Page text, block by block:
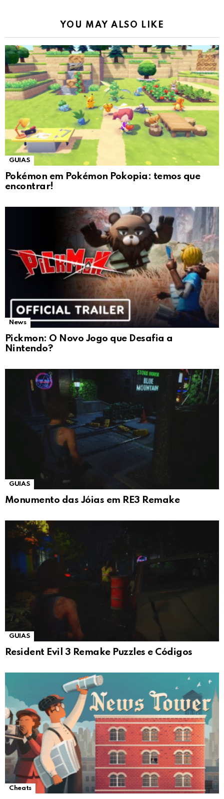
YOU MAY ALSO LIKE
GUIAS
Pokémon em Pokémon Pokopia: temos que
encontrar!
News
Pickmon: O Novo Jogo que Desafia a
Nintendo?
GUIAS
Monumento das Jóias em RE3 Remake
GUIAS
Resident Evil 3 Remake Puzzles e Códigos
Cheats